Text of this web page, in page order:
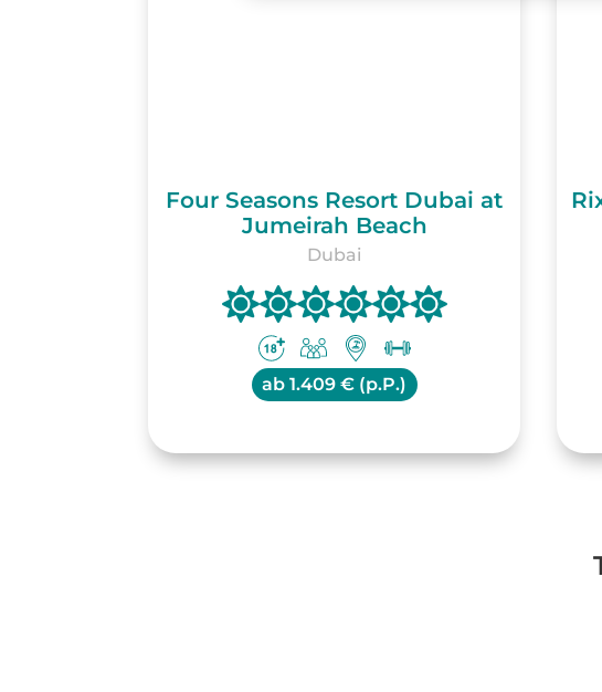
Four Seasons Resort Dubai at
Jumeirah Beach
Dubai
ab 1.409 € (p.P.)